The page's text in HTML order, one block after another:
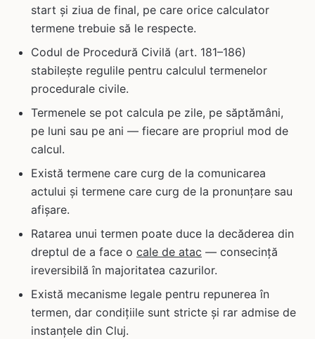
start și ziua de final, pe care orice calculator
termene trebuie să le respecte.
Codul de Procedură Civilă (art. 181–186)
stabilește regulile pentru calculul termenelor
procedurale civile.
Termenele se pot calcula pe zile, pe săptămâni,
pe luni sau pe ani — fiecare are propriul mod de
calcul.
Există termene care curg de la comunicarea
actului și termene care curg de la pronunțare sau
afișare.
Ratarea unui termen poate duce la decăderea din
dreptul de a face o cale de atac — consecință
ireversibilă în majoritatea cazurilor.
Există mecanisme legale pentru repunerea în
termen, dar condițiile sunt stricte și rar admise de
instanțele din Cluj.